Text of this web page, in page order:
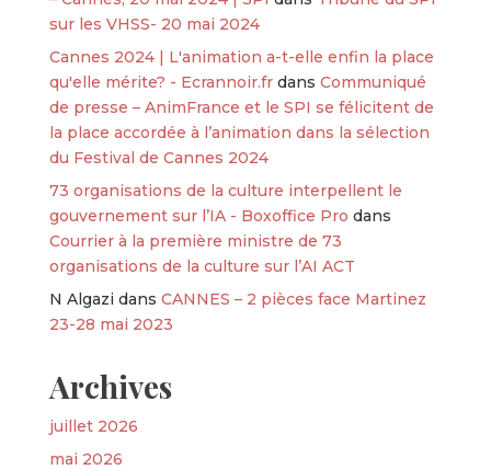
sur les VHSS- 20 mai 2024
Cannes 2024 | L'animation a-t-elle enfin la place
qu'elle mérite? - Ecrannoir.frdans Communiqué
de presse – AnimFrance et le SPI se félicitent de
la place accordée à l’animation dans la sélection
du Festival de Cannes 2024
73 organisations de la culture interpellent le
gouvernement sur l’IA - Boxoffice Pro dans
Courrier à la première ministre de 73
organisations de la culture sur l’AI ACT
N Algazi dans CANNES – 2 pièces face Martinez
23-28 mai 2023
Archives
juillet 2026
mai 2026